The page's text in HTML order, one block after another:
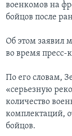
военкомов на
бойцов после
Об этом заявил
во время пресс-
По его словам,
«серьезную
количество
комплектаций,
бойцов.